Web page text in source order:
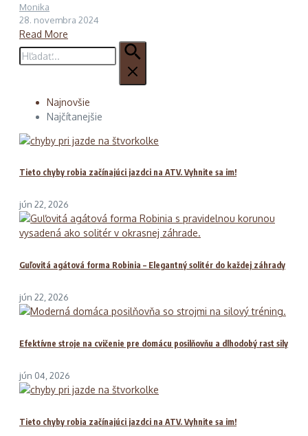
Monika
28. novembra 2024
Read More
Hľadať:
Najnovšie
Najčítanejšie
Tieto chyby robia začínajúci jazdci na ATV. Vyhnite sa im!
jún 22, 2026
Guľovitá agátová forma Robinia – Elegantný solitér do každej záhrady
jún 22, 2026
Efektívne stroje na cvičenie pre domácu posilňovňu a dlhodobý rast sily
jún 04, 2026
Tieto chyby robia začínajúci jazdci na ATV. Vyhnite sa im!